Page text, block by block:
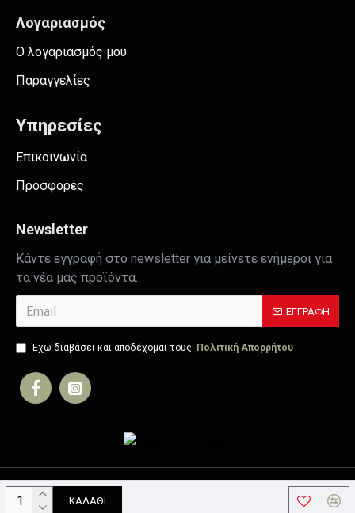
ΚΑΛΆΘΙ
Λογαριασμός
Ο λογαριασμός μου
Παραγγελίες
Υπηρεσίες
Επικοινωνία
Προσφορές
Newsletter
Κάντε εγγραφή στο newsletter για μείνετε ενήμεροι για
τα νέα μας προϊόντα.
ΕΓΓΡΑΦΉ
Έχω διαβάσει και αποδέχομαι τους Πολιτική Απορρήτου